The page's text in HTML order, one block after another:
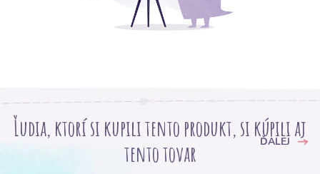
Ľudia, ktorí si kupili tento produkt, si kúpili aj
tento tovar
ĎALEJ